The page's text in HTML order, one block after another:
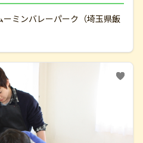
ミンバレーパーク（埼玉県飯